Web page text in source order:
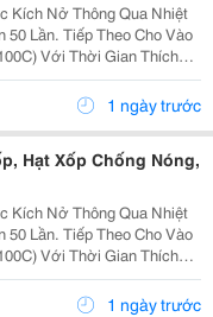
Kích Nở Thông Qua Nhiệt
Lần. Tiếp Theo Cho Vào
Với Thời Gian Thích
Eps Còn Gọi Là Mốp Xốp
Định Hình Từ Hạt Được Kíc
1 ngày trước
Hạt Xốp Chống Nóng,
Kích Nở Thông Qua Nhiệt
Lần. Tiếp Theo Cho Vào
Với Thời Gian Thích
Eps Còn Gọi Là Mốp Xốp
Định Hình Từ Hạt Được Kíc
1 ngày trước